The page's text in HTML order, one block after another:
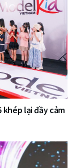
khép lại đầy cảm